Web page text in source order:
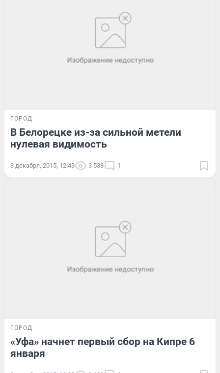
ГОРОД
В Белорецке из-за сильной метели
нулевая видимость
8 декабря, 2015, 12:43 3 538 1
ГОРОД
«Уфа» начнет первый сбор на Кипре 6
января